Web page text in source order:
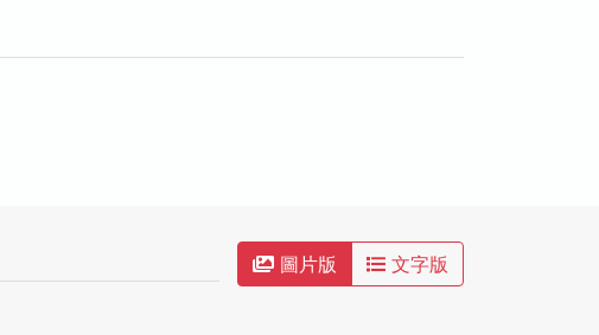
圖片版 文字版